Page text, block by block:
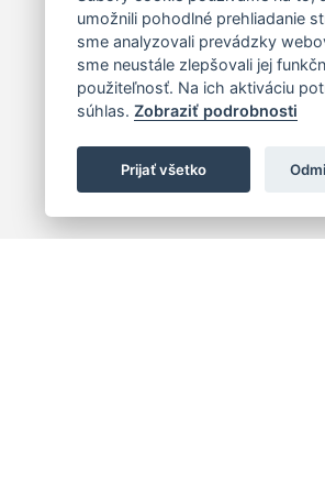
umožnili pohodlné prehliadanie
sme analyzovali prevádzky
sme neustále zlepšovali jej
použiteľnosť. Na ich aktiváciu
súhlas. Zobraziť podrobnosti
Prijať všetko